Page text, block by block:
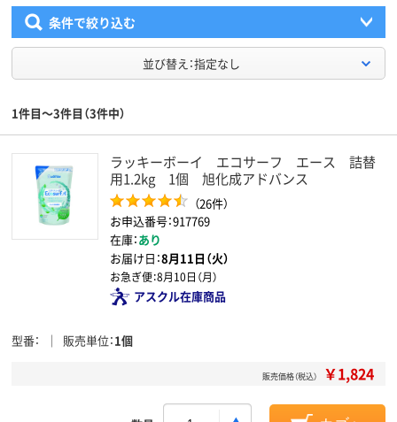
条件で絞り込む
並び替え：指定なし
1件目～3件目（3件中）
ラッキーボーイ エコサーフ エース 詰替
用1.2kg 1個 旭化成アドバンス
（26件）
お申込番号：917769
在庫：あり
お届け日：8月11日（火）
お急ぎ便：8月10日（月）
アスクル在庫商品
型番 販売単位 1個
販売価格（税込） ￥1,824